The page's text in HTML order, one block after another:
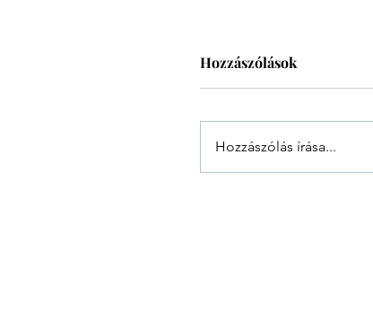
Hozzászólások
Hozzászólás írása...